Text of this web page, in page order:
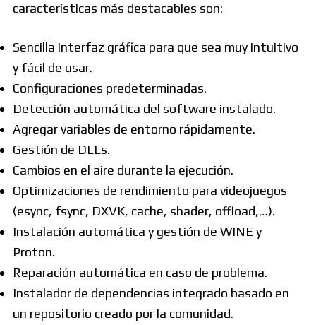
características más destacables son:
Sencilla interfaz gráfica para que sea muy intuitivo
y fácil de usar.
Configuraciones predeterminadas.
Detección automática del software instalado.
Agregar variables de entorno rápidamente.
Gestión de DLLs.
Cambios en el aire durante la ejecución.
Optimizaciones de rendimiento para videojuegos
(esync, fsync, DXVK, cache, shader, offload,…).
Instalación automática y gestión de WINE y
Proton.
Reparación automática en caso de problema.
Instalador de dependencias integrado basado en
un repositorio creado por la comunidad.